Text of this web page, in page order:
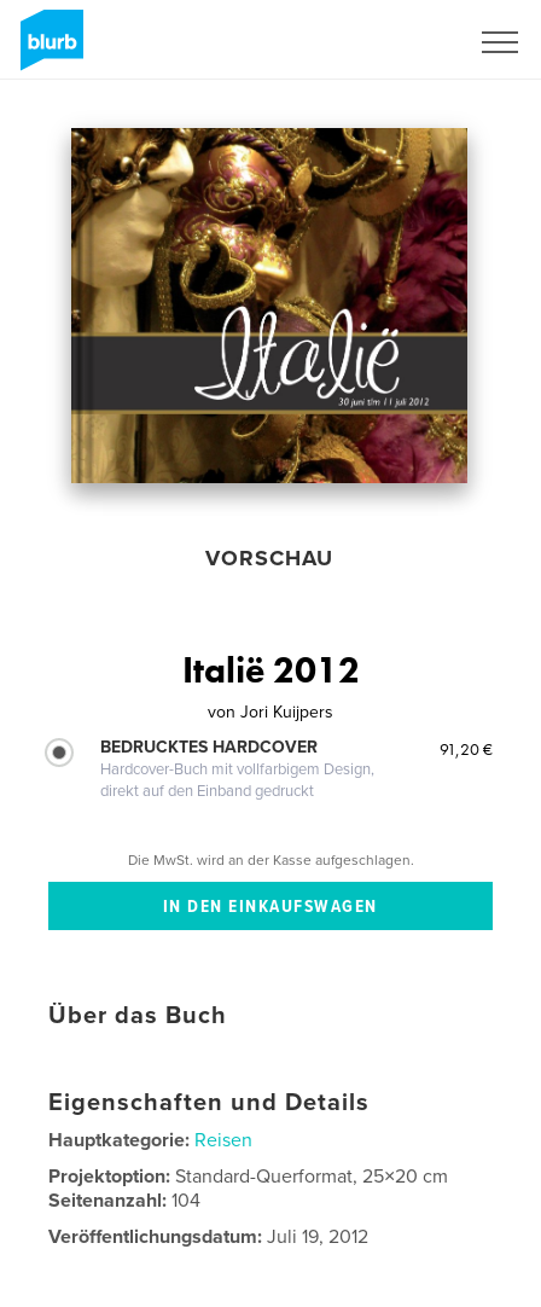
VORSCHAU
Italië 2012
von Jori Kuijpers
BEDRUCKTES HARDCOVER
Hardcover-Buch mit vollfarbigem Design,
direkt auf den Einband gedruckt
91,20 €
Die MwSt. wird an der Kasse aufgeschlagen.
Über das Buch
Eigenschaften und Details
Hauptkategorie: Reisen
Projektoption:Standard-Querformat, 25×20 cm
Seitenanzahl:104
Veröffentlichungsdatum: Juli 19, 2012